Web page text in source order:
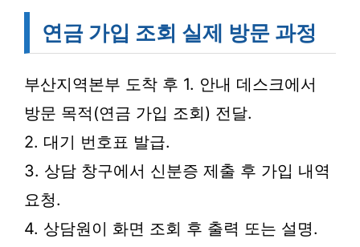
연금 가입 조회 실제 방문 과정
부산지역본부 도착 후 1. 안내 데스크에서
방문 목적(연금 가입 조회) 전달.
2. 대기 번호표 발급.
3. 상담 창구에서 신분증 제출 후 가입 내역
요청.
4. 상담원이 화면 조회 후 출력 또는 설명.